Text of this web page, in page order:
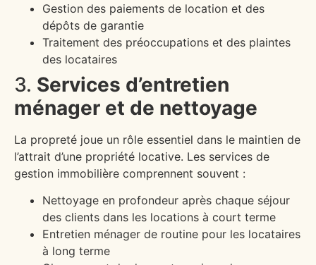
Gestion des paiements de location et des
dépôts de garantie
Traitement des préoccupations et des plaintes
des locataires
3. Services d’entretien
ménager et de nettoyage
La propreté joue un rôle essentiel dans le maintien de
l’attrait d’une propriété locative. Les services de
gestion immobilière comprennent souvent :
Nettoyage en profondeur après chaque séjour
des clients dans les locations à court terme
Entretien ménager de routine pour les locataires
à long terme